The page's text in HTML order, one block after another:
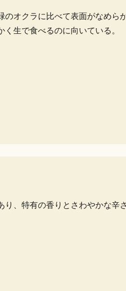
のオクラに比べて表面がなめら
生で食べるのに向いている。
り、特有の香りとさわやかな辛